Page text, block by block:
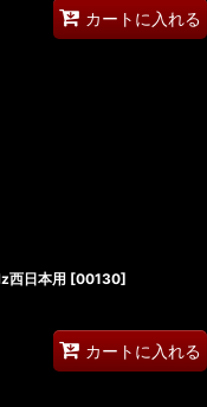
カートに入れる
西日本用 [00130]
カートに入れる